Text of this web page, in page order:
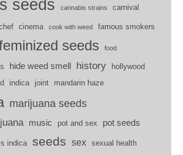
seeds cannabis strains carnival
cinema cook with weed famous smokers
seeds food
hide weed smell history
hollywood
indica joint mandarin haze
marijuana seeds
music pot and sex pot seeds
indica seeds sex sexual health